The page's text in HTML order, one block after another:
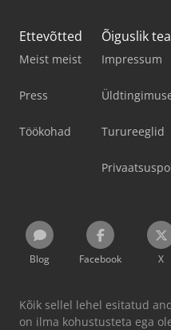
Ettevõtted
Meist meist
Press
Töökohad
Õiguslik
Impressum
Turureeglid
Blog Facebook X
Kõik sellel lehel esitatud
on ilma kohustusteta ega